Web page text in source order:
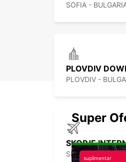
SOFIA -
PLOVDIV
PLOVDIV -
SKOPJE -
Super
suplimentar